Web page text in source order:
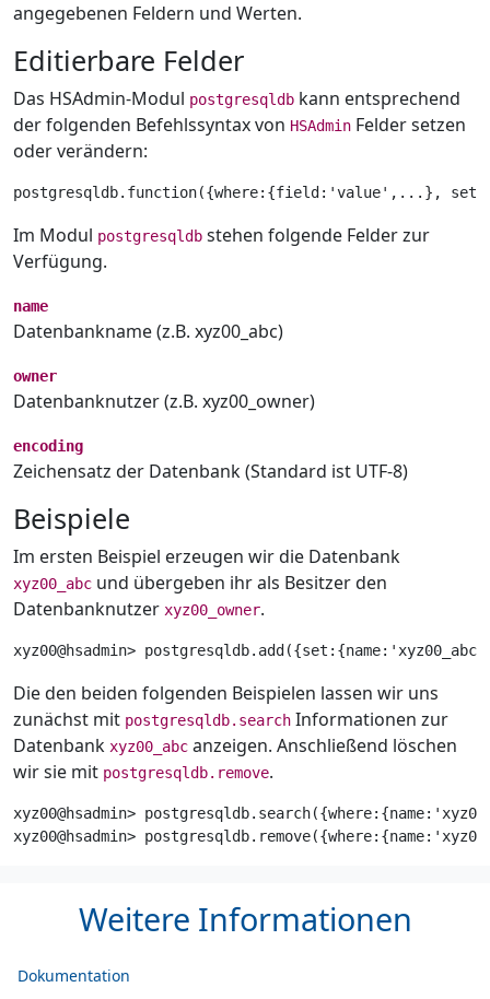
angegebenen Feldern und Werten.
Editierbare Felder
Das HSAdmin-Modul postgresqldb kann entsprechend
der folgenden Befehlssyntax von HSAdmin Felder setzen
oder verändern:
Im Modul postgresqldb stehen folgende Felder zur
Verfügung.
name
Datenbankname (z.B. xyz00_abc)
owner
Datenbanknutzer (z.B. xyz00_owner)
encoding
Zeichensatz der Datenbank (Standard ist UTF-8)
Beispiele
Im ersten Beispiel erzeugen wir die Datenbank
xyz00_abc und übergeben ihr als Besitzer den
Datenbanknutzer xyz00_owner.
xyz00@hsadmin> postgresqldb.add ({set: {name: 'xyz00_abc'
Die den beiden folgenden Beispielen lassen wir uns
zunächst mit postgresqldb.search Informationen zur
Datenbank xyz00_abc anzeigen. Anschließend löschen
wir sie mit postgresqldb.remove.
xyz00@hsadmin> postgresqldb.search({where: {name:
xyz00@hsadmin> postgresqldb.remove({where: {name:
Weitere Informationen
Dokumentation